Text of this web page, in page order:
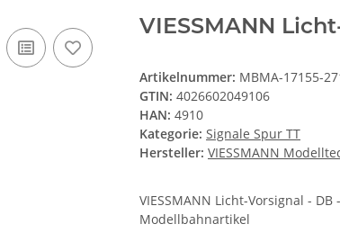
VIESSMANN
Artikelnummer: MBMA-17155-
GTIN: 4026602049106
HAN: 4910
Kategorie: Signale Spur TT
Hersteller: VIESSMANN
VIESSMANN Licht-Vorsignal -
Modellbahnartikel